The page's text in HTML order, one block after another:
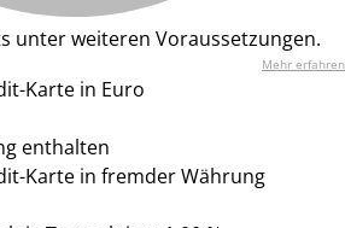
unter weiteren Voraussetzungen.
Mehr erfahren
Karte in Euro
enthalten
Karte in fremder Währung